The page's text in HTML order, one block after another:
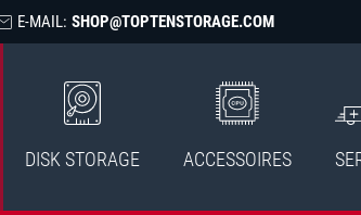
E-MAIL: SHOP@TOPTENSTORAGE.COM
DISK STORAGE ACCESSOIRES